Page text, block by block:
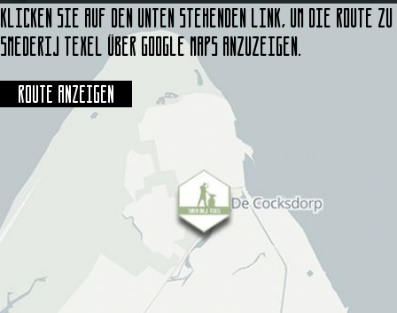
Klicken Sie auf den unten stehenden Link, um die Route zu
Smederij Texel über Google Maps anzuzeigen.
Route anzeigen